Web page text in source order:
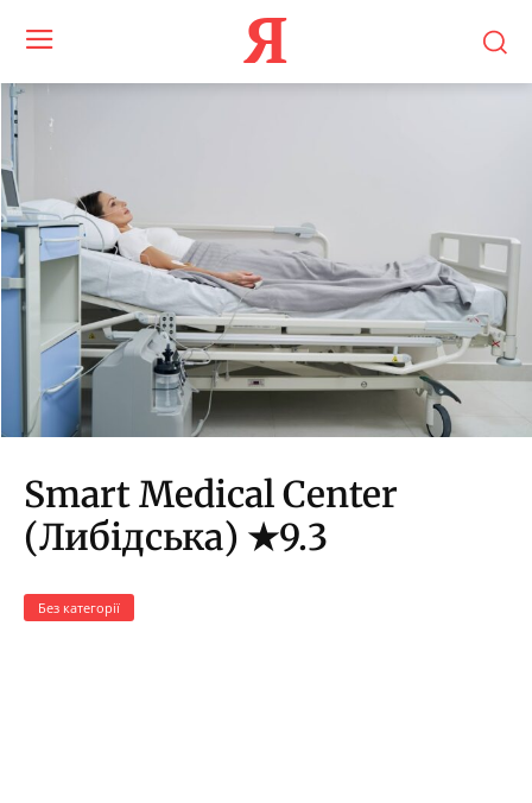
Я
Smart Medical Center
(Либідська) ★9.3
Без категорії